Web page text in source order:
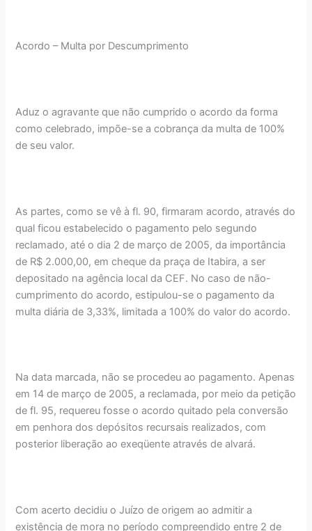
Acordo – Multa por Descumprimento
Aduz o agravante que não cumprido o acordo da forma
como celebrado, impõe-se a cobrança da multa de 100%
de seu valor.
As partes, como se vê à fl. 90, firmaram acordo, através do
qual ficou estabelecido o pagamento pelo segundo
reclamado, até o dia 2 de março de 2005, da importância
de R$ 2.000,00, em cheque da praça de Itabira, a ser
depositado na agência local da CEF. No caso de não-
cumprimento do acordo, estipulou-se o pagamento da
multa diária de 3,33%, limitada a 100% do valor do acordo.
Na data marcada, não se procedeu ao pagamento. Apenas
em 14 de março de 2005, a reclamada, por meio da petição
de fl. 95, requereu fosse o acordo quitado pela conversão
em penhora dos depósitos recursais realizados, com
posterior liberação ao exeqüente através de alvará.
Com acerto decidiu o Juízo de origem ao admitir a
existência de mora no período compreendido entre 2 de